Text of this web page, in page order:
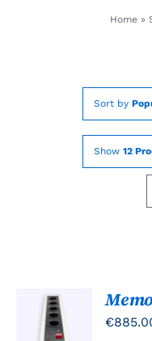
Home »
Sort by
Show 12
TOEVOEGEN
AAN
WINKELWAGEN
€